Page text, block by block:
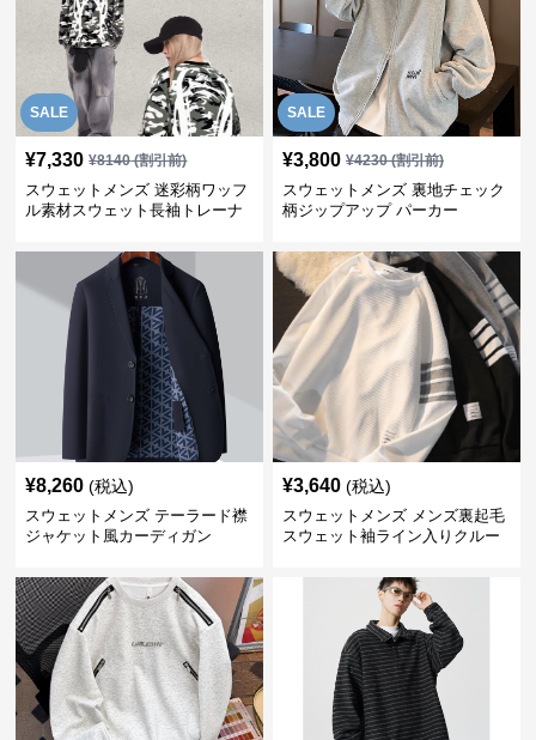
SALE
¥7,330 ¥8140(割引前)
スウェットメンズ 迷彩柄ワッフ
ル素材スウェット長袖トレーナ
SALE
¥3,800 ¥4230(割引前)
スウェットメンズ 裏地チェック
柄ジップアップ パーカー
¥8,260 (税込)
スウェットメンズ テーラード襟
ジャケット風カーディガン
¥3,640 (税込)
スウェットメンズ メンズ裏起毛
スウェット袖ライン入りクルー